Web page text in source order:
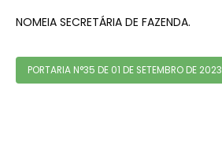
NOMEIA SECRETÁRIA DE FAZENDA.
PORTARIA N°35 DE 01 DE SETEMBRO DE 2023